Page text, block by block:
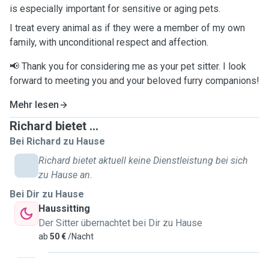
is especially important for sensitive or aging pets.
I treat every animal as if they were a member of my own
family, with unconditional respect and affection.
📢 Thank you for considering me as your pet sitter. I look
forward to meeting you and your beloved furry companions!
Mehr lesen
Richard bietet ...
Bei Richard zu Hause
Richard bietet aktuell keine Dienstleistung bei sich
zu Hause an.
Bei Dir zu Hause
Haussitting
Der Sitter übernachtet bei Dir zu Hause
ab 50 €/Nacht